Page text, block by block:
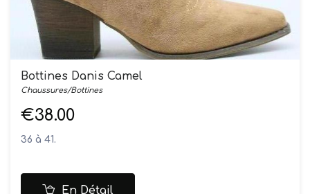
Bottines Danis Camel
Chaussures/Bottines
€38.00
36 à 41.
En Détail